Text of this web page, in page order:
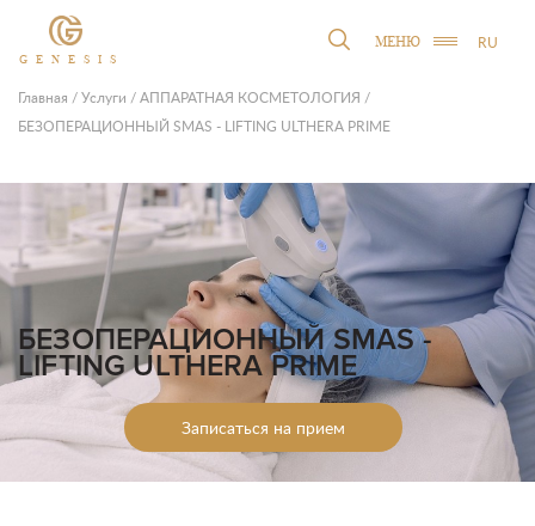
GENESIS
МЕНЮ RU
Главная /Услуги /АППАРАТНАЯ КОСМЕТОЛОГИЯ /
БЕЗОПЕРАЦИОННЫЙ SMAS - LIFTING ULTHERA PRIME
БЕЗОПЕРАЦИОННЫЙ SMAS -
LIFTING ULTHERA PRIME
Записаться на прием